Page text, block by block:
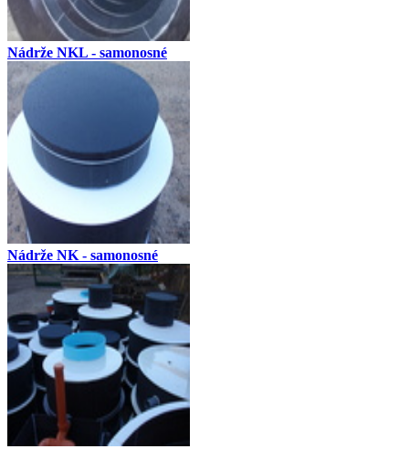
Nádrže NKL - samonosné
Nádrže NK - samonosné